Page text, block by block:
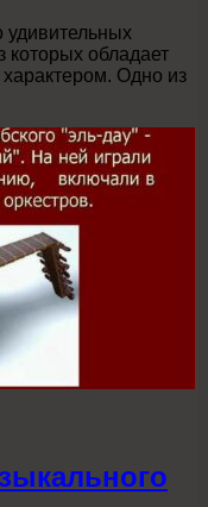
удивительных
которых обладает
Одно из